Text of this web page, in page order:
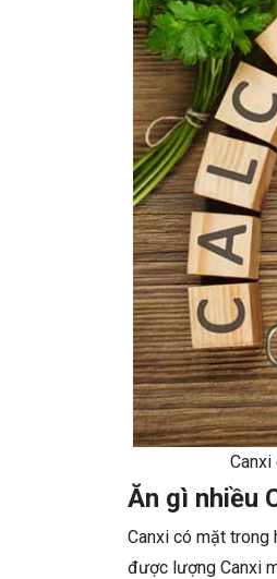
Ăn gì nhiều
Canxi có mặt trong
được lượng Canxi